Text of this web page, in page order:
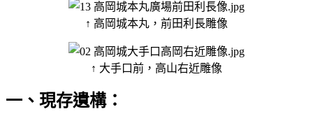
↑ 高岡城本丸，前田利長雕像
↑ 大手口前，高山右近雕像
一、現存遺構：